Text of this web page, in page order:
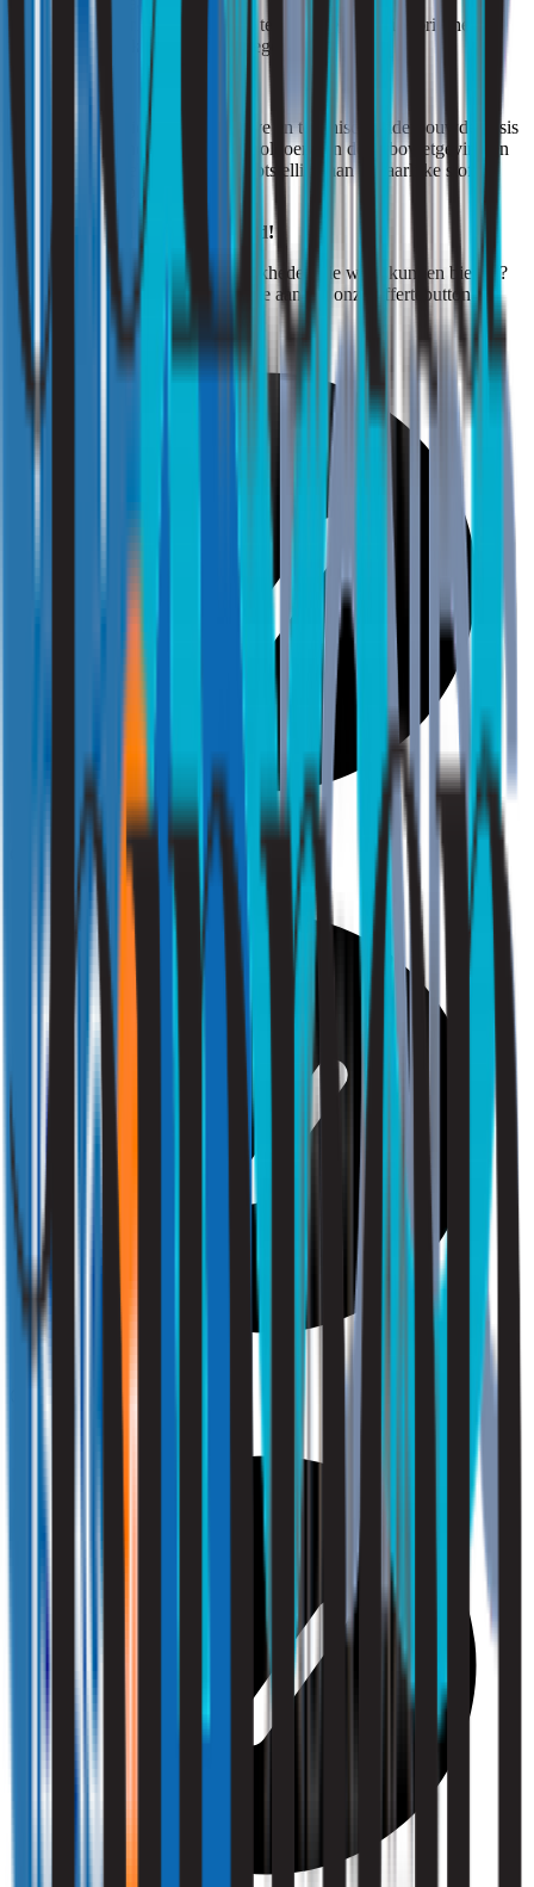
aanbevelingen voor bron-, technische, organisatorische en
persoonlijke beheersmaatregelen.
De rapportage biedt een objectieve en technisch onderbouwde basis
voor de RI&E, het aantoonbaar voldoen aan de Arbowetgeving en
het structureel beheersen van blootstelling aan gevaarlijke stoffen
binnen de werkomgeving.
Strooming: Binnengewoon goed!
Bent u benieuwd naar de mogelijkheden die wij u kunnen bieden?
Vraag dan een vrijblijvende offerte aan via onze offertebutton.
Gezondheid